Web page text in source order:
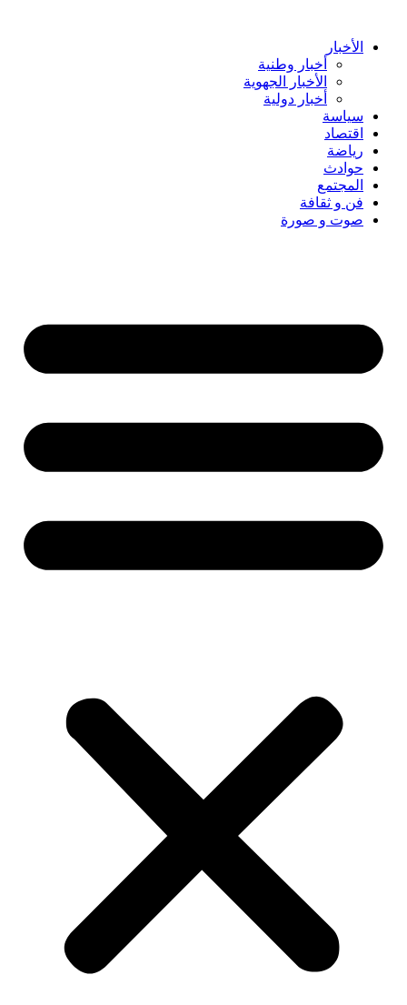
content الأخبار
أخبار وطنية
الأخبار الجهوية
أخبار دولية
سياسة
اقتصاد
رياضة
حوادث
المجتمع
فن و ثقافة
صوت و صورة